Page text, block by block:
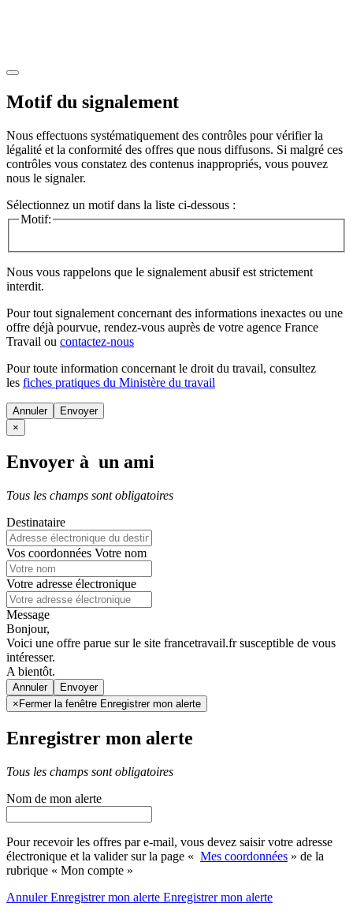
Motif du signalement
Nous effectuons systématiquement des contrôles pour vérifier la
légalité et la conformité des offres que nous diffusons. Si malgré ces
contrôles vous constatez des contenus inappropriés, vous pouvez
nous le signaler.
Sélectionnez un motif dans la liste ci-dessous :
Motif:
Nous vous rappelons que le signalement abusif est strictement
interdit.
Pour tout signalement concernant des informations inexactes ou une
offre déjà pourvue, rendez-vous auprès de votre agence France
Travail ou contactez-nous
Pour toute information concernant le droit du travail, consultez
les fiches pratiques du Ministère du travail
Annuler
×
Envoyer à un ami
Tous les champs sont obligatoires
Destinataire
Vos coordonnées Votre nom
Votre adresse électronique
Message
Bonjour,
Voici une offre parue sur le site francetravail.fr susceptible de vous
intéresser.
A bientôt.
Annuler
× Fermer la fenêtre Enregistrer mon alerte
Enregistrer mon alerte
Tous les champs sont obligatoires
Nom de mon alerte
Pour recevoir les offres par e-mail, vous devez saisir votre adresse
électronique et la valider sur la page « Mes coordonnées » de la
rubrique « Mon compte »
AnnulerEnregistrer mon alerte Enregistrermon alerte